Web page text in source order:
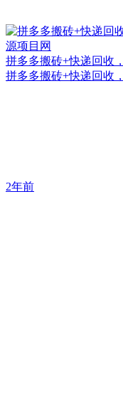
拼多多搬砖+快递回收
拼多多搬砖+快递回收
2年前